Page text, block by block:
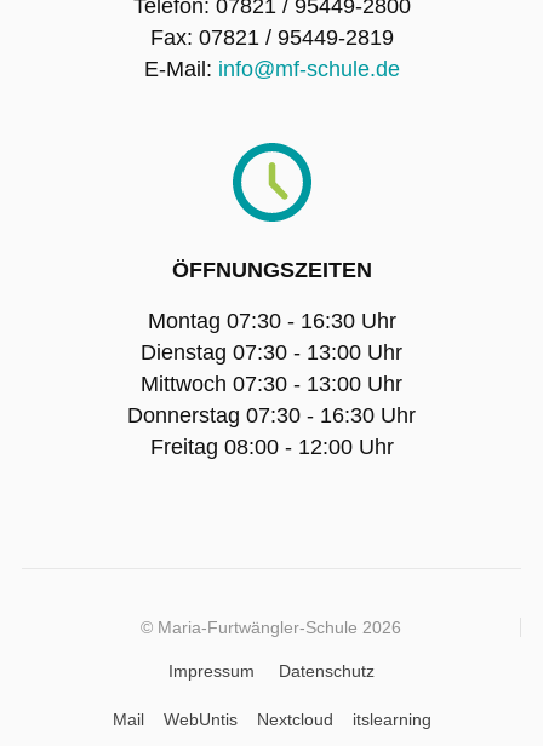
Telefon: 07821 / 95449-2800
Fax: 07821 / 95449-2819
E-Mail: info@mf-schule.de
ÖFFNUNGSZEITEN
Montag 07:30 - 16:30 Uhr
Dienstag 07:30 - 13:00 Uhr
Mittwoch 07:30 - 13:00 Uhr
Donnerstag 07:30 - 16:30 Uhr
Freitag 08:00 - 12:00 Uhr
© Maria-Furtwängler-Schule 2026
Impressum Datenschutz
Mail WebUntis Nextcloud itslearning